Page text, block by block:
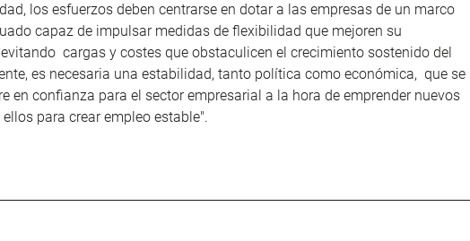
los esfuerzos deben centrarse en dotar a las empresas de un marco
capaz de impulsar medidas de flexibilidad que mejoren su
cargas y costes que obstaculicen el crecimiento sostenido del
es necesaria una estabilidad, tanto política como económica, que se
en confianza para el sector empresarial a la hora de emprender nuevos
para crear empleo estable".